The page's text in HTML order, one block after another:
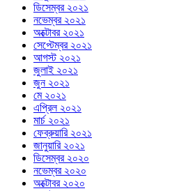
ডিসেম্বর ২০২১
নভেম্বর ২০২১
অক্টোবর ২০২১
সেপ্টেম্বর ২০২১
আগস্ট ২০২১
জুলাই ২০২১
জুন ২০২১
মে ২০২১
এপ্রিল ২০২১
মার্চ ২০২১
ফেব্রুয়ারি ২০২১
জানুয়ারি ২০২১
ডিসেম্বর ২০২০
নভেম্বর ২০২০
অক্টোবর ২০২০